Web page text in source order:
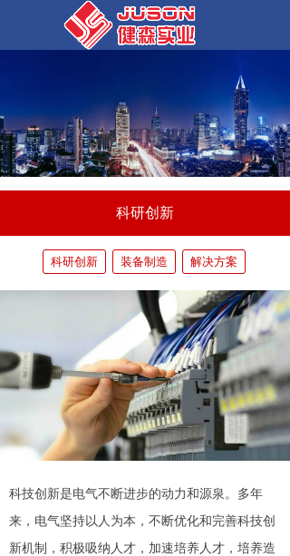
科研创新
科研创新 装备制造 解决方案
科技创新是电气不断进步的动力和源泉。多年
来，电气坚持以人为本，不断优化和完善科技创
新机制，积极吸纳人才，加速培养人才，培养造